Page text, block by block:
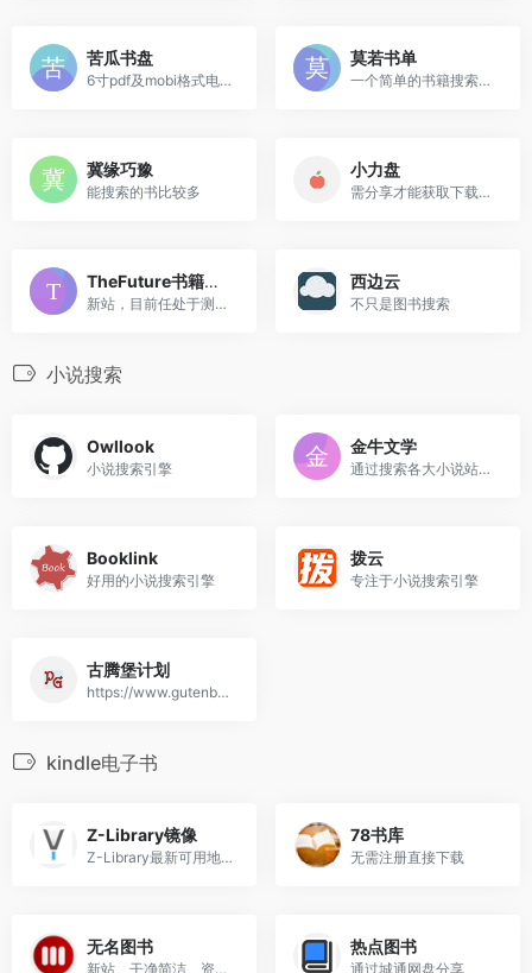
苦瓜书盘
6寸pdf及mobi格式电子书
莫若书单
一个简单的书籍搜索引擎
冀缘巧豫
能搜索的书比较多
小力盘
需分享才能获取下载链接
TheFuture书籍搜索
新站，目前任处于测试阶段，...
西边云
不只是图书搜索
小说搜索
Owllook
小说搜索引擎
金牛文学
通过搜索各大小说站为您自动...
Booklink
好用的小说搜索引擎
拨云
专注于小说搜索引擎
古腾堡计划
https://www.gutenberg.org/
kindle电子书
Z-Library镜像
Z-Library最新可用地址
78书库
无需注册直接下载
无名图书
新站、干净简洁、资源尚可
热点图书
通过城通网盘分享